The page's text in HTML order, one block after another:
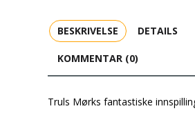
BESKRIVELSE DETAILS
KOMMENTAR (0)
Truls Mørks fantastiske